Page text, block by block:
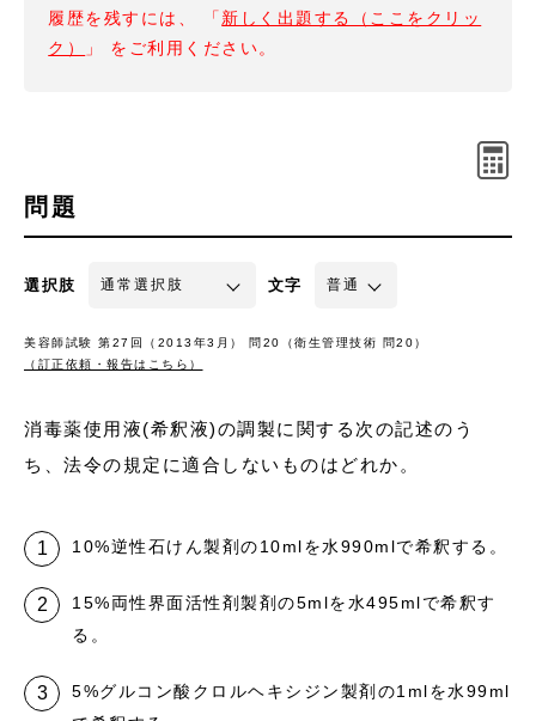
履歴を残すには、 「 新しく出題する（ここをクリッ
ク）
」 をご利用ください。
問題
選択肢 文字
美容師試験 第27回（2013年3月） 問20（衛生管理技術 問20）
（訂正依頼・報告はこちら）
消毒薬使用液(希釈液)の調製に関する次の記述のう
ち、法令の規定に適合しないものはどれか。
10%逆性石けん製剤の10mlを水990mlで希釈する。
15%両性界面活性剤製剤の5mlを水495mlで希釈す
る。
5%グルコン酸クロルヘキシジン製剤の1mlを水99ml